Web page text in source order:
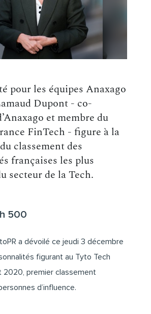
pour les équipes Anaxago
Dupont - co-
et membre du
FinTech - figure à la
classement des
françaises les plus
secteur de la Tech.
500
a dévoilé ce jeudi 3 décembre
figurant au Tyto Tech
2020, premier classement
d’influence.